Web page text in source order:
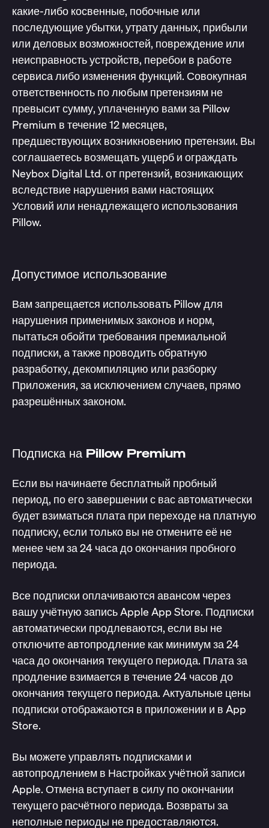
какие-либо косвенные, побочные или
последующие убытки, утрату данных, прибыли
или деловых возможностей, повреждение или
неисправность устройств, перебои в работе
сервиса либо изменения функций. Совокупная
ответственность по любым претензиям не
превысит сумму, уплаченную вами за Pillow
Premium в течение 12 месяцев,
предшествующих возникновению претензии. Вы
соглашаетесь возмещать ущерб и ограждать
Neybox Digital Ltd. от претензий, возникающих
вследствие нарушения вами настоящих
Условий или ненадлежащего использования
Pillow.
Допустимое использование
Вам запрещается использовать Pillow для
нарушения применимых законов и норм,
пытаться обойти требования премиальной
подписки, а также проводить обратную
разработку, декомпиляцию или разборку
Приложения, за исключением случаев, прямо
разрешённых законом.
Подписка на Pillow Premium
Если вы начинаете бесплатный пробный
период, по его завершении с вас автоматически
будет взиматься плата при переходе на платную
подписку, если только вы не отмените её не
менее чем за 24 часа до окончания пробного
периода.
Все подписки оплачиваются авансом через
вашу учётную запись Apple App Store. Подписки
автоматически продлеваются, если вы не
отключите автопродление как минимум за 24
часа до окончания текущего периода. Плата за
продление взимается в течение 24 часов до
окончания текущего периода. Актуальные цены
подписки отображаются в приложении и в App
Store.
Вы можете управлять подписками и
автопродлением в Настройках учётной записи
Apple. Отмена вступает в силу по окончании
текущего расчётного периода. Возвраты за
неполные периоды не предоставляются.